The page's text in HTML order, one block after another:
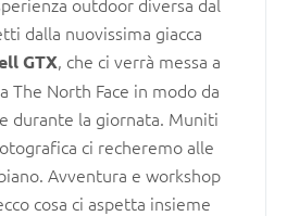
dalla nuovissima giacca
GTX, che ci verrà messa a
The North Face in modo da
durante la giornata. Muniti
ci recheremo alle
Avventura e workshop
cosa ci aspetta insieme